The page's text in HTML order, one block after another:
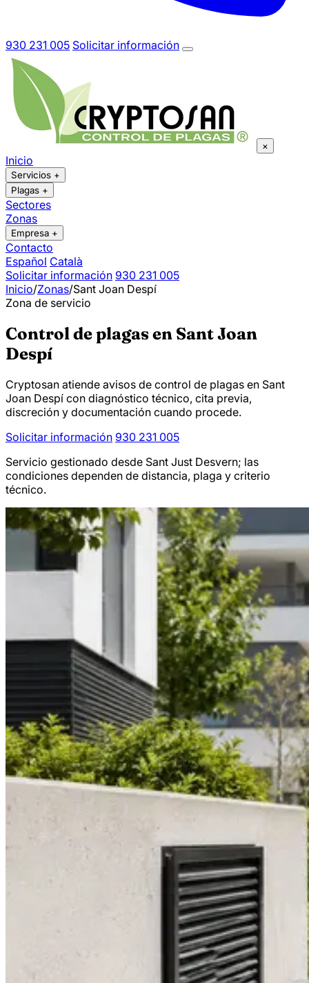
930 231 005 Solicitar información
×
Inicio
Servicios +
Plagas +
Sectores
Zonas
Empresa +
Contacto
Español Català
Solicitar información 930 231 005
Inicio/Zonas/Sant Joan Despí
Zona de servicio
Control de plagas en Sant Joan
Despí
Cryptosan atiende avisos de control de plagas en Sant
Joan Despí con diagnóstico técnico, cita previa,
discreción y documentación cuando procede.
Solicitar información 930 231 005
Servicio gestionado desde Sant Just Desvern; las
condiciones dependen de distancia, plaga y criterio
técnico.